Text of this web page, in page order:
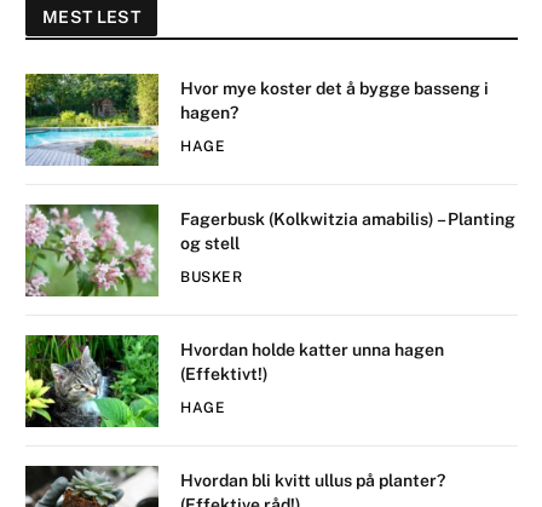
MEST LEST
Hvor mye koster det å bygge basseng i
hagen?
HAGE
Fagerbusk (Kolkwitzia amabilis) – Planting
og stell
BUSKER
Hvordan holde katter unna hagen
(Effektivt!)
HAGE
Hvordan bli kvitt ullus på planter?